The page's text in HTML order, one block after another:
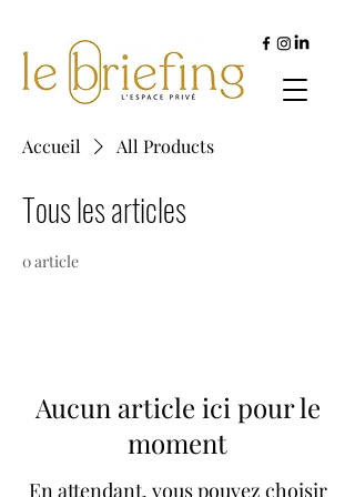
Accueil All Products
Tous les articles
0 article
Aucun article ici pour le
moment
En attendant, vous pouvez choisir